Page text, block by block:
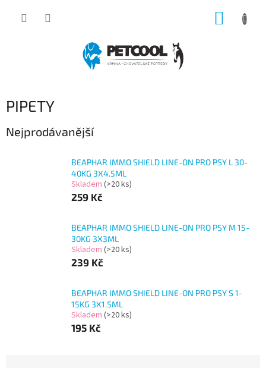
PIPETY
Nejprodávanější
BEAPHAR IMMO SHIELD LINE-ON PRO PSY L 30-
40KG 3X4.5ML
Skladem (>20 ks)
259 Kč
BEAPHAR IMMO SHIELD LINE-ON PRO PSY M 15-
30KG 3X3ML
Skladem (>20 ks)
239 Kč
BEAPHAR IMMO SHIELD LINE-ON PRO PSY S 1-
15KG 3X1.5ML
Skladem (>20 ks)
195 Kč